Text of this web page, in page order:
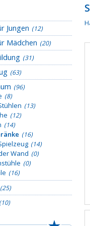
Jungen (12)
Mädchen (20)
(31)
(63)
(96)
(8)
(13)
(12)
(14)
(16)
(14)
Wand (0)
(0)
(16)
(25)
(10)